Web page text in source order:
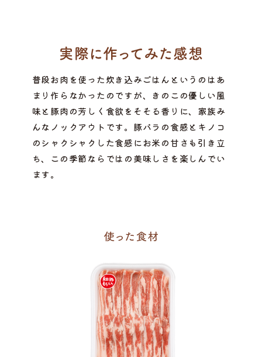
普段お肉を使った炊き込みごはんというのはあ
まり作らなかったのですが、きのこの優しい風
味と豚肉の芳しく食欲をそそる香りに、家族み
んなノックアウトです。豚バラの食感とキノコ
のシャクシャクした食感にお米の甘さも引き立
ち、この季節ならではの美味しさを楽しんでい
ます。